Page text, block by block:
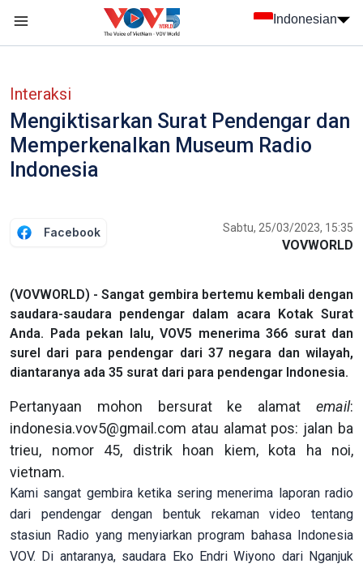
Indonesian
Interaksi
Mengiktisarkan Surat Pendengar dan
Memperkenalkan Museum Radio
Indonesia
Facebook Sabtu, 25/03/2023, 15:35
VOVWORLD
(VOVWORLD) - Sangat gembira bertemu kembali dengan
saudara-saudara pendengar dalam acara Kotak Surat
Anda. Pada pekan lalu, VOV5 menerima 366 surat dan
surel dari para pendengar dari 37 negara dan wilayah,
diantaranya ada 35 surat dari para pendengar Indonesia.
Pertanyaan mohon bersurat ke alamat email:
indonesia.vov5@gmail.com atau alamat pos: jalan ba
trieu, nomor 45, distrik hoan kiem, kota ha noi,
vietnam.
Kami sangat gembira ketika sering menerima laporan radio
dari pendengar dengan bentuk rekaman video tentang
stasiun Radio yang menyiarkan program bahasa Indonesia
VOV. Di antaranya, saudara Eko Endri Wiyono dari Nganjuk